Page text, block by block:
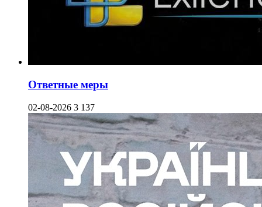
Ответные меры
02-08-2026 3 137